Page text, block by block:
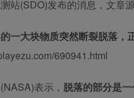
站(SDO)发布的消息， 文章
一大块物质突然断裂脱落
690941.html
表示， 脱落的部分是